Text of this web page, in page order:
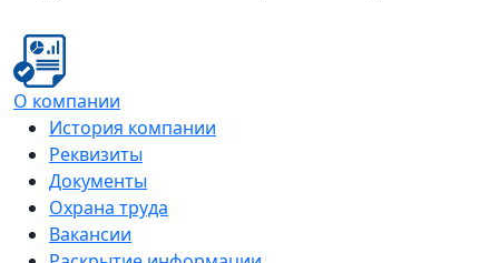
О компании
История компании
Реквизиты
Документы
Охрана труда
Вакансии